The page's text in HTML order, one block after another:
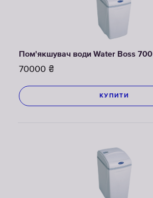
Пом'якшувач води Water Boss 700
70000 ₴
КУПИТИ